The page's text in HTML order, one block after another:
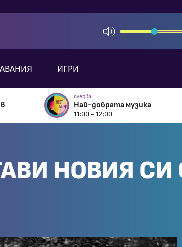
ИГРИ
следва
Най-добрата музика
11:00 - 12:00
НОВИЯ